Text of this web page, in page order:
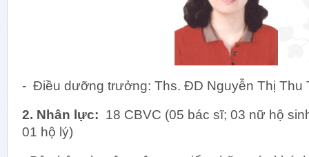
- Điều dưỡng trưởng: Ths. ĐD Nguyễn Thị Thu
2. Nhân lực: 18 CBVC (05 bác sĩ; 03 nữ hộ
01 hộ lý)
Khoa